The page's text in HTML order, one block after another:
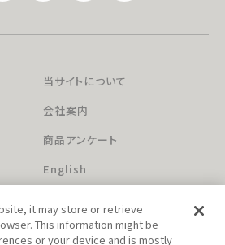
当サイトについて
会社案内
商品アンケート
English
it may store or retrieve
This information might be
or your device and is mostly